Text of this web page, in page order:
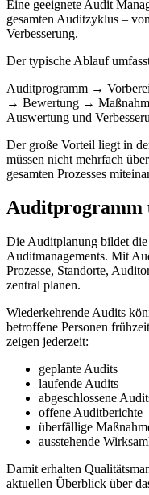
Eine geeignete Audit
gesamten Auditzyklus –
Verbesserung.
Der typische Ablauf
Auditprogramm →
→ Bewertung →
Auswertung und
Der große Vorteil liegt in
müssen nicht mehrfach
gesamten Prozesses
Auditprogramm
Die Auditplanung bildet
Auditmanagements. Mit
Prozesse, Standorte,
zentral planen.
Wiederkehrende Audits
betroffene Personen
zeigen jederzeit:
geplante Audits
laufende Audits
abgeschlossene
offene Auditberichte
überfällige
ausstehende
Damit erhalten
aktuellen Überblick über